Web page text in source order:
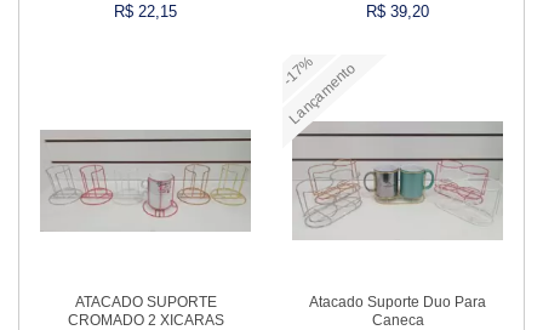
R$ 22,15 R$ 39,20
ATACADO SUPORTE
CROMADO 2 XICARAS
-17%
Lançamento
Atacado Suporte Duo Para
Caneca